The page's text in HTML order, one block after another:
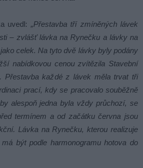
uvedl: „Přestavba tří zmíněných lávek
– zvlášť lávka na Rynečku a lávky na
celek. Na tyto dvě lávky byly podány
nabídkovou cenou zvítězila Stavební
Přestavba každé z lávek měla trvat tři
prací, kdy se pracovalo souběžně
alespoň jedna byla vždy průchozí, se
termínem a od začátku června jsou
Lávka na Rynečku, kterou realizuje
být podle harmonogramu hotova do